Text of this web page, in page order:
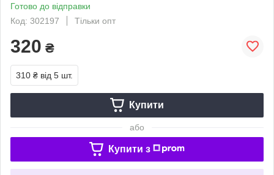
Готово до відправки
Код: 302197
Тільки опт
320 ₴
310 ₴ від 5 шт.
Купити
або
Купити з